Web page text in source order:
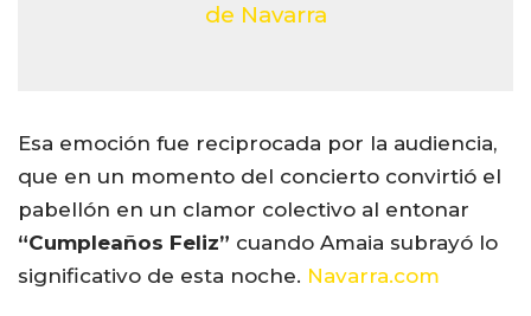
de Navarra
Esa emoción fue reciprocada por la audiencia,
que en un momento del concierto convirtió el
pabellón en un clamor colectivo al entonar
“Cumpleaños Feliz” cuando Amaia subrayó lo
significativo de esta noche. Navarra.com